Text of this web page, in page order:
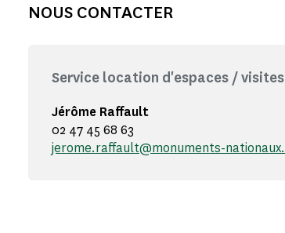
NOUS CONTACTER
Service location d'espaces /
Jérôme Raffault
02 47 45 68 63
jerome.raffault@monuments-